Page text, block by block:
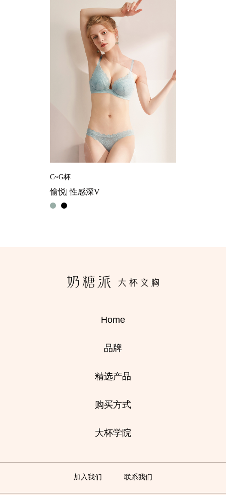
C~G杯
愉悦| 性感深V
Home
品牌
精选产品
购买方式
大杯学院
加入我们 联系我们